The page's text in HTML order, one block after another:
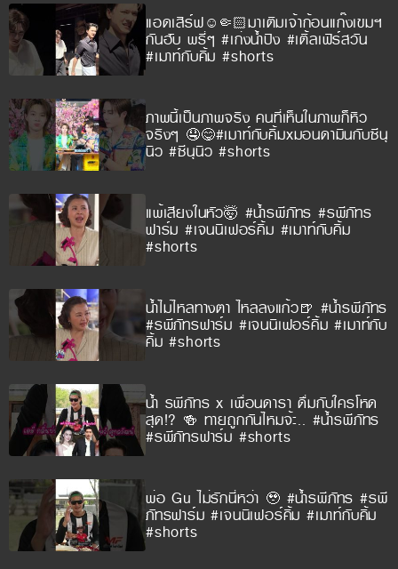
แอดเสิร์ฟ☺️🤏🏻มาเติมเจ้าก้อนแก๊งเขมฯ
กันฮับ พรี่ๆ #เก่งน้ำปิง #เติ้ลเฟิร์สวัน
#เมาท์กับคิ้ม #shorts
ภาพนี้เป็นภาพจริง คนที่เห็นในภาพก็หิว
จริงๆ 🤤😋#เมาท์กับคิ้มxมอนดามินกับซีนุ
นิว #ซีนุนิว #shorts
แพ้เสียงในหัว🤯 #น้ำรพีภัทร #รพีภัทร
ฟาร์ม #เจนนิเฟอร์คิ้ม #เมาท์กับคิ้ม
#shorts
น้ำไม่ไหลทางตา ไหลลงแก้ว🍺 #น้ำรพีภัทร
#รพีภัทรฟาร์ม #เจนนิเฟอร์คิ้ม #เมาท์กับ
คิ้ม #shorts
น้ำ รพีภัทร x เพื่อนดารา ดื่มกับใครโหด
สุด!? 🍻 ทายถูกกันไหมจ้ะ.. #น้ำรพีภัทร
#รพีภัทรฟาร์ม #shorts
พ่อ Gu ไม่รักนี่หว่า 🥹 #น้ำรพีภัทร #รพี
ภัทรฟาร์ม #เจนนิเฟอร์คิ้ม #เมาท์กับคิ้ม
#shorts